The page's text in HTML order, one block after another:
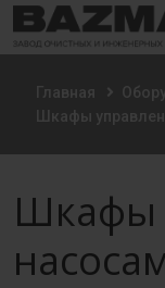
Главная
Шкафы
Шкафы